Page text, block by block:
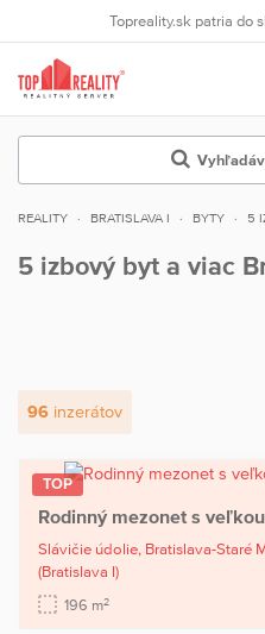
Topreality.sk patria do
REALITY BRATISLAVA I BYTY 5
5 izbový byt a viac
96 inzerátov
TOP
Rodinný mezonet s
Slávičie údolie, Bratislava-Staré
(Bratislava I)
196 m2